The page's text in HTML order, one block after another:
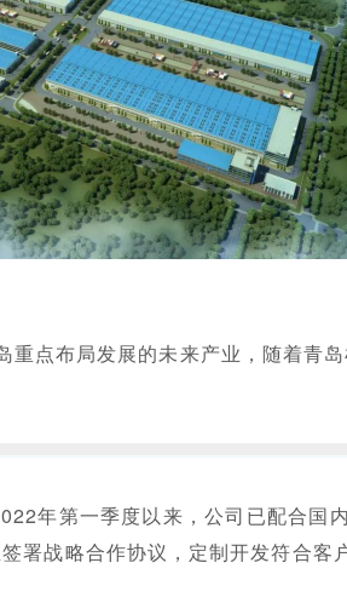
点布局发展的未来产业，随着青
年第一季度以来，公司已配合国
署战略合作协议，定制开发符合